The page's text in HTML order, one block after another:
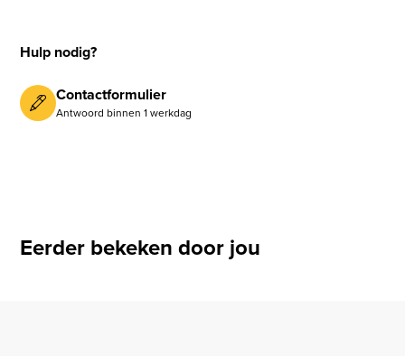
Hulp nodig?
Contactformulier
Antwoord binnen 1 werkdag
Eerder bekeken door jou